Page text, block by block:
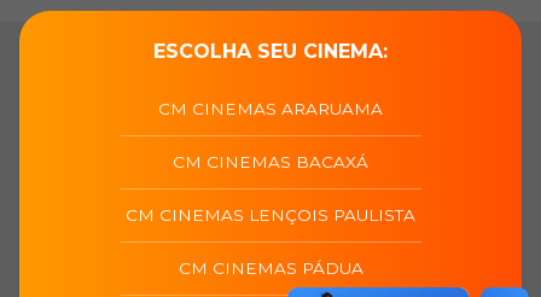
ESCOLHA SEU CINEMA:
CM CINEMAS ARARUAMA
CM CINEMAS BACAXÁ
CM CINEMAS LENÇOIS PAULISTA
CM CINEMAS PÁDUA